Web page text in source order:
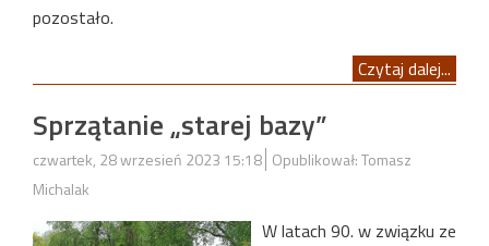
pozostało.
Czytaj dalej...
Sprzątanie „starej bazy”
czwartek, 28 wrzesień 2023 15:18 Opublikował: Tomasz
Michalak
W latach 90. w związku ze